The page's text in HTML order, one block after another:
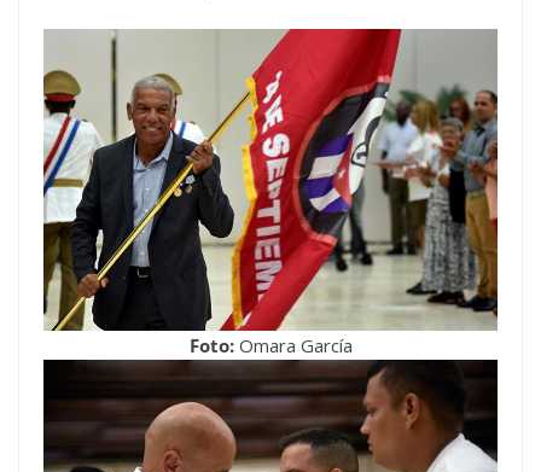
Foto: Omara García